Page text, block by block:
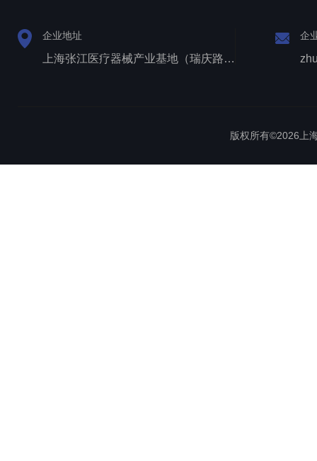
企业地址
上海张江医疗器械产业基地（瑞庆路528号）
企
版权所有©2026